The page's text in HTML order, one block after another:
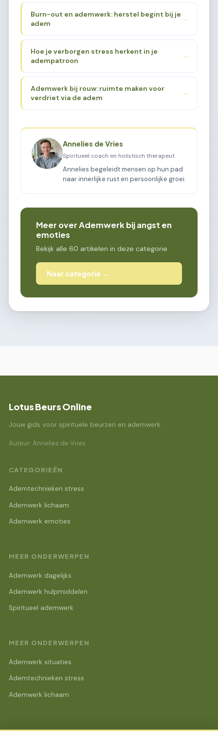
Burn-out en ademwerk: herstel begint bij je
adem
→
Hoe je verborgen stress herkent in je
adempatroon
→
Ademwerk bij rouw: ruimte maken voor
verdriet via de adem
→
Annelies de Vries
Spiritueel coach en holistisch therapeut
Annelies begeleidt mensen op hun pad
naar innerlijke rust en persoonlijke groei.
Meer over Ademwerk bij angst en
emoties
Bekijk alle 60 artikelen in deze categorie.
Naar categorie →
Lotus Beurs Online
Jouw gids voor spirituele beurzen en ademwerk.
Auteur: Annelies de Vries
CATEGORIEËN
Ademtechnieken stress
Ademwerk lichaam
Ademwerk emoties
MEER ONDERWERPEN
Ademwerk dagelijks
Ademwerk hulpmiddelen
Spiritueel ademwerk
MEER ONDERWERPEN
Ademwerk situaties
Ademtechnieken stress
Ademwerk lichaam